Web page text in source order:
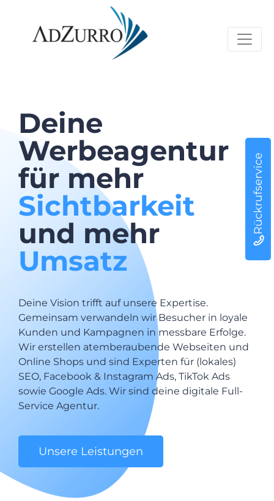
Deine
Werbeagentur
für mehr
Sichtbarkeit
und mehr
Umsatz
Deine Vision trifft auf unsere Expertise.
Gemeinsam verwandeln wir Besucher in loyale
Kunden und Kampagnen in messbare Erfolge.
Wir erstellen atemberaubende Webseiten und
Online Shops und sind Experten für (lokales)
SEO, Facebook & Instagram Ads, TikTok Ads
sowie Google Ads. Wir sind deine digitale Full-
Service Agentur.
Unsere Leistungen
Rückrufservice